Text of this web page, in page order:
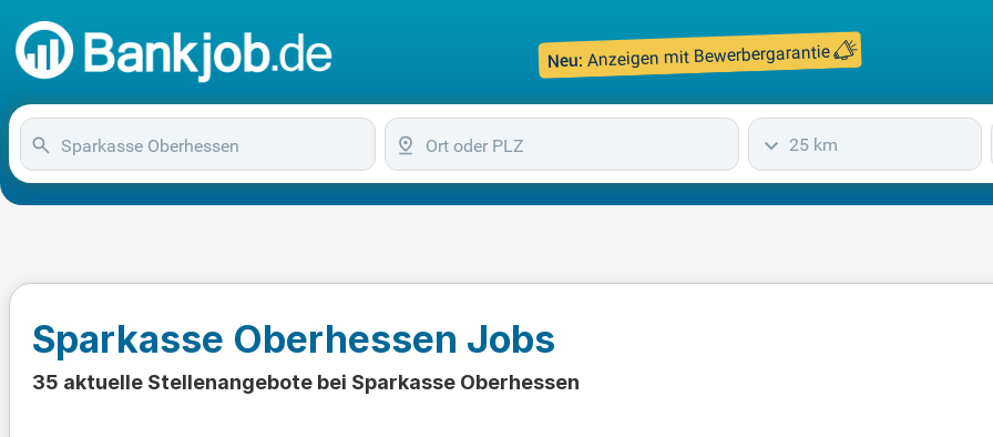
Neu: Anzeigen mit Bewerbergarantie
25 km
Sparkasse Oberhessen Jobs
35 aktuelle Stellenangebote bei Sparkasse Oberhessen